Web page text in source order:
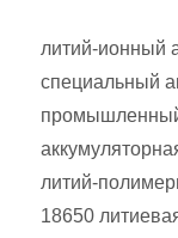
литий-ионный
специальный
литий-
18650